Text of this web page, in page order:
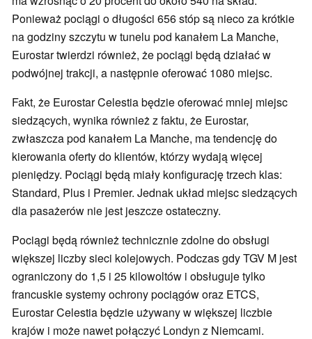
Ponieważ pociągi o długości 656 stóp są nieco za krótkie
na godziny szczytu w tunelu pod kanałem La Manche,
Eurostar twierdzi również, że pociągi będą działać w
podwójnej trakcji, a następnie oferować 1080 miejsc.
Fakt, że Eurostar Celestia będzie oferować mniej miejsc
siedzących, wynika również z faktu, że Eurostar,
zwłaszcza pod kanałem La Manche, ma tendencję do
kierowania oferty do klientów, którzy wydają więcej
pieniędzy. Pociągi będą miały konfigurację trzech klas:
Standard, Plus i Premier. Jednak układ miejsc siedzących
dla pasażerów nie jest jeszcze ostateczny.
Pociągi będą również technicznie zdolne do obsługi
większej liczby sieci kolejowych. Podczas gdy TGV M jest
ograniczony do 1,5 i 25 kilowoltów i obsługuje tylko
francuskie systemy ochrony pociągów oraz ETCS,
Eurostar Celestia będzie używany w większej liczbie
krajów i może nawet połączyć Londyn z Niemcami.